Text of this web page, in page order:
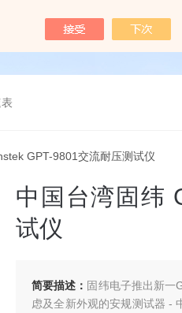
GPT-9801交流耐压测试仪
中国台湾固纬
试仪
简要描述： 固纬电子推出新一
虑及全新外观的安规测试器 -